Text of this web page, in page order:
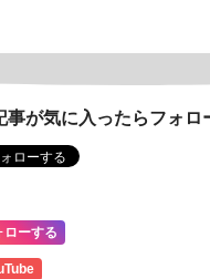
事が気に入ったらフォロ
ローする